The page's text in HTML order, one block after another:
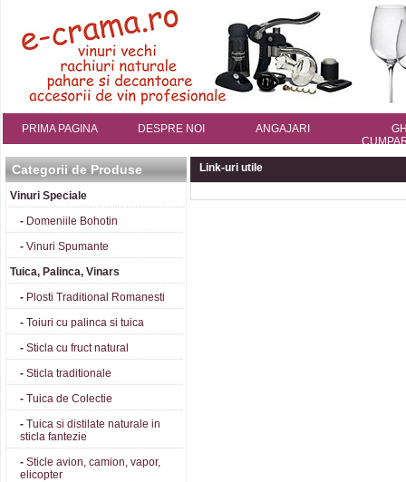
PRIMA PAGINA DESPRE NOI ANGAJARI
Categorii de Produse
Vinuri Speciale
- Domeniile Bohotin
- Vinuri Spumante
Tuica, Palinca, Vinars
- Plosti Traditional Romanesti
- Toiuri cu palinca si tuica
- Sticla cu fruct natural
- Sticla traditionale
- Tuica de Colectie
- Tuica si distilate naturale in
sticla fantezie
- Sticle avion, camion, vapor,
elicopter
Link-uri utile